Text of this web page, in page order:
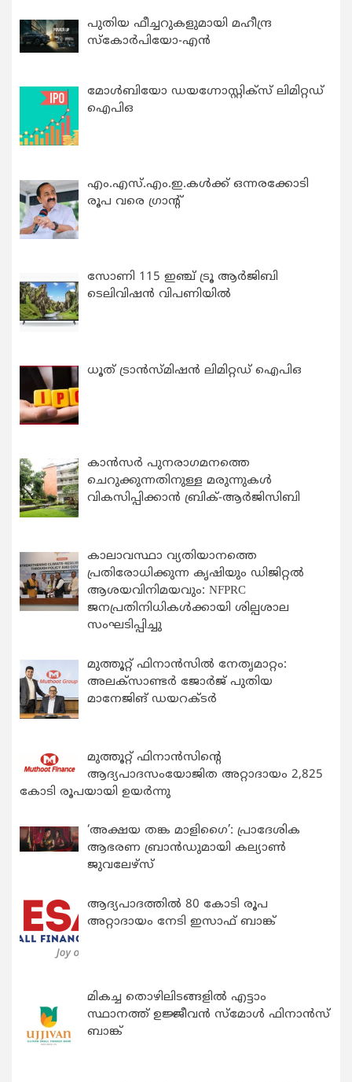
പുതിയ ഫീച്ചറുകളുമായി മഹീന്ദ്ര
സ്കോർപിയോ-എൻ
മോൾബിയോ ഡയഗ്നോസ്റ്റിക്സ് ലിമിറ്റഡ്
ഐപിഒ
എം.എസ്.എം.ഇ.കൾക്ക് ഒന്നരക്കോടി
രൂപ വരെ ഗ്രാന്റ്
സോണി 115 ഇഞ്ച് ട്രൂ ആർജിബി
ടെലിവിഷൻ വിപണിയിൽ
ധൂത് ട്രാൻസ്മിഷൻ ലിമിറ്റഡ് ഐപിഒ
കാന്‍സര്‍ പുനരാഗമനത്തെ
ചെറുക്കുന്നതിനുള്ള മരുന്നുകള്‍
വികസിപ്പിക്കാന്‍ ബ്രിക്-ആര്‍ജിസിബി
കാലാവസ്ഥാ വ്യതിയാനത്തെ
പ്രതിരോധിക്കുന്ന കൃഷിയും ഡിജിറ്റൽ
ആശയവിനിമയവും: NFPRC
ജനപ്രതിനിധികൾക്കായി ശില്പശാല
സംഘടിപ്പിച്ചു
മുത്തൂറ്റ് ഫിനാൻസിൽ നേതൃമാറ്റം:
അലക്സാണ്ടർ ജോർജ് പുതിയ
മാനേജിങ് ഡയറക്ടർ
മുത്തൂറ്റ് ഫിനാൻസിന്റെ
ആദ്യപാദസംയോജിത അറ്റാദായം 2,825
കോടി രൂപയായി ഉയർന്നു
‘അക്ഷയ തങ്ക മാളിഗൈ’: പ്രാദേശിക
ആഭരണ ബ്രാന്‍ഡുമായി കല്യാണ്‍
ജുവലേഴ്‌സ്
ആദ്യപാദത്തിൽ 80 കോടി രൂപ
അറ്റാദായം നേടി ഇസാഫ് ബാങ്ക്
മികച്ച തൊഴിലിടങ്ങളിൽ എട്ടാം
സ്ഥാനത്ത് ഉജ്ജീവൻ സ്മോൾ ഫിനാൻസ്
ബാങ്ക്